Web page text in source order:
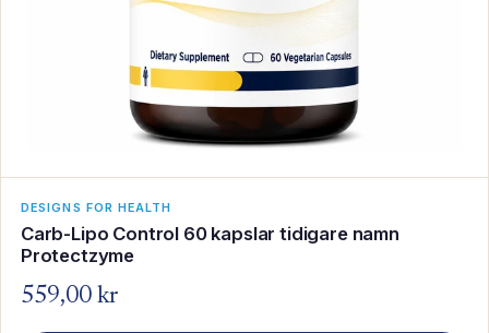
DESIGNS FOR HEALTH
Carb-Lipo Control 60 kapslar tidigare namn
Protectzyme
559,00 kr